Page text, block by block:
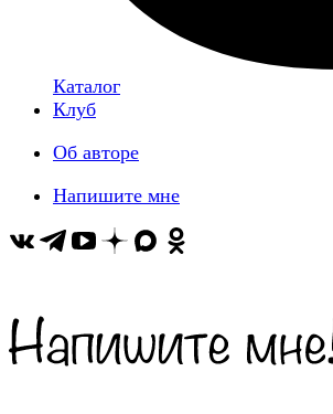
Каталог
Клуб
Об авторе
Напишите мне